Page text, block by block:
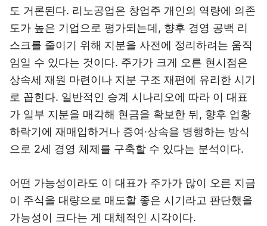
도 거론된다. 리노공업은 창업주 개인의 역량에 의존
도가 높은 기업으로 평가되는데, 향후 경영 공백 리
스크를 줄이기 위해 지분을 사전에 정리하려는 움직
임일 수 있다는 것이다. 주가가 크게 오른 현시점은
상속세 재원 마련이나 지분 구조 재편에 유리한 시기
로 꼽힌다. 일반적인 승계 시나리오에 따라 이 대표
가 일부 지분을 매각해 현금을 확보한 뒤, 향후 업황
하락기에 재매입하거나 증여·상속을 병행하는 방식
으로 2세 경영 체제를 구축할 수 있다는 분석이다.
어떤 가능성이라도 이 대표가 주가가 많이 오른 지금
이 주식을 대량으로 매도할 좋은 시기라고 판단했을
가능성이 크다는 게 대체적인 시각이다.